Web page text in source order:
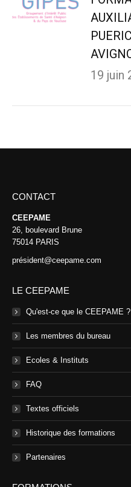
19 juin
CONTACT
CEEPAME
26, boulevard Brune
75014 PARIS
président@ceepame.com
LE CEEPAME
Qu'est-ce que le CEEPAME ?
Les membres du bureau
Ecoles & Instituts
FAQ
Textes officiels
Historique des formations
Partenaires